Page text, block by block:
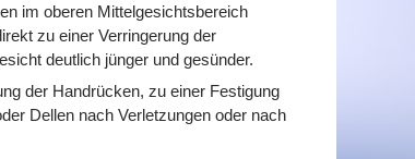
im oberen Mittelgesichtsbereich
zu einer Verringerung der
deutlich jünger und gesünder.
der Handrücken, zu einer Festigung
Dellen nach Verletzungen oder nach